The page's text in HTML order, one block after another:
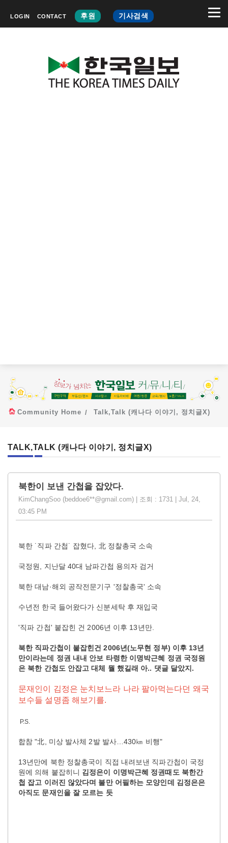
LOGIN CONTACT 후원 기사검색
Community Home Talk,Talk (캐나다 이야기, 정치글X)
TALK,TALK (캐나다 이야기, 정치글X)
북한이 보낸 간첩을 잡았다.
KimChangSoo (beddoe6**@gmail.com) | 조회 : 1731 | Jul, 24,
03:45 PM
북한 ˙직파 간첩˙ 잡혔다, 北 정찰총국 소속
국정원, 지난달 40대 남파간첩 용의자 검거
북한 대남·해외 공작전문기구 '정찰총국' 소속
수년전 한국 들어왔다가 신분세탁 후 재입국
'직파 간첩' 붙잡힌 건 2006년 이후 13년만.
북한 직파간첩이 붙잡힌건 2006년(노무현 정부) 이후 13년
만이라는데 정권 내내 안보 타령한 이명박근혜 정권 국정원
은 북한 간첩도 안잡고 대체 뭘 했길래 아.. 댓글 달았지.
문재인이 김정은 눈치보느라 나라 팔아먹는다던 왜국
보수들 설명좀 해보기를.
P.S.
합참 "北, 미상 발사체 2발 발사…430㎞ 비행"
13년만에 북한 정찰총국이 직접 내려보낸 직파간첩이 국정
원에 의해 붙잡히니 김정은이 이명박근혜 정권때도 북한간
첩 잡고 이러진 않았다며 불만 어필하는 모양인데 김정은은
아직도 문재인을 잘 모르는 듯